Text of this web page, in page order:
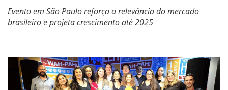
Evento em São Paulo reforça a relevância do mercado
brasileiro e projeta crescimento até 2025